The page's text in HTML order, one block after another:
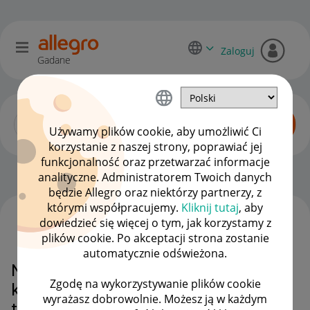
Używamy plików cookie, aby umożliwić Ci
korzystanie z naszej strony, poprawiać jej
funkcjonalność oraz przetwarzać informacje
analityczne. Administratorem Twoich danych
będzie Allegro oraz niektórzy partnerzy, z
którymi współpracujemy. Kliknij tutaj, aby
dowiedzieć się więcej o tym, jak korzystamy z
plików cookie. Po akceptacji strona zostanie
automatycznie odświeżona.
Zgodę na wykorzystywanie plików cookie
wyrażasz dobrowolnie. Możesz ją w każdym
Gadane
Zaloguj
Zaawansowani sprzedawcy OPCJE
Nowe miary jakości sprzedaży -
kara za sprzedaż pożądnego
WSZYSTKIE TEMATY